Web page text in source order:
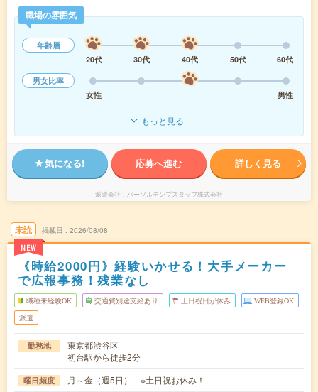
職場の雰囲気
年齢層
20代
30代 40代 50代
60代
男女比率
女性
男性
もっと見る
気になる! 応募へ進む 詳しく見る
派遣会社 パーソルテンプスタッフ株式会社
未読
NEW
掲載日 2026/08/08
《時給2000円》経験いかせる！大手メーカー
で広報事務！残業なし
職種未経験OK 交通費別途支給あり 土日祝日が休み WEB登録OK
派遣
勤務地
東京都渋谷区
初台駅から徒歩2分
曜日頻度 月～金（週5日） ※土日祝お休み！